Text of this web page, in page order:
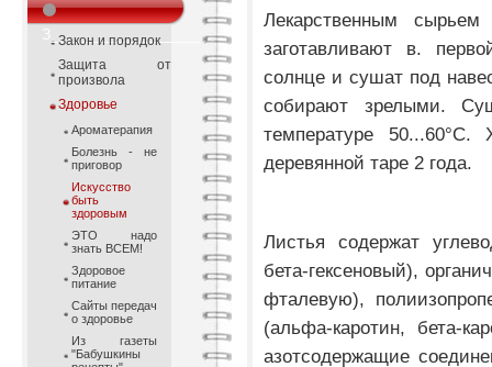
⚫
З_________________
Закон и порядок
Защита от
произвола
Здоровье
Ароматерапия
Болезнь - не
приговор
Искусство
быть
здоровым
ЭТО надо
знать ВСЕМ!
Здоровое
питание
Сайты передач
о здоровье
Из газеты
"Бабушкины
Лекарственным
заготавливают в.
солнце и сушат под
собирают зрелыми.
температуре
деревянной таре 2 года.
Листья содержат
бета-гексеновый),
фталевую),
(альфа-каротин, бета-
азотсодержащие